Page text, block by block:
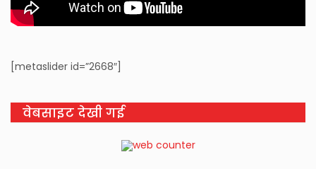
[metaslider id=”2668″]
वेबसाइट देखी गई